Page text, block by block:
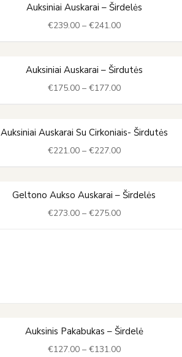
€283.00
Auksiniai Auskarai – Širdelės
€239.00 – €241.00
range:
€239.00
Auksiniai Auskarai – Širdutės
€175.00 – €177.00
range:
€175.00
Auksiniai Auskarai Su Cirkoniais- Širdutės
€221.00 – €227.00
Price
range:
€221.00
Geltono Aukso Auskarai – Širdelės
€273.00 – €275.00
Price
range:
€273.00
Auksinis Pakabukas – Širdelė
€127.00 – €131.00
range:
€127.00